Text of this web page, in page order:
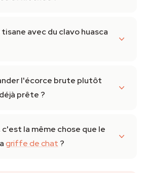
avec du clavo huasca
l'écorce brute plutôt
prête ?
c'est la même chose que le
griffe de chat ?